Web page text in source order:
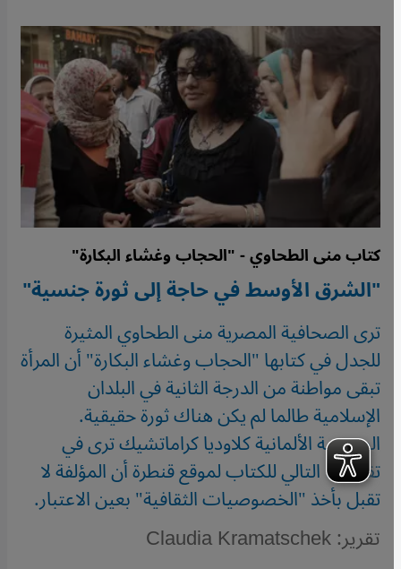
كتاب منى الطحاوي - "الحجاب وغشاء البكارة"
"الشرق الأوسط في حاجة إلى ثورة جنسية"
ترى الصحافية المصرية منى الطحاوي المثيرة
للجدل في كتابها "الحجاب وغشاء البكارة" أن المرأة
تبقى مواطنة من الدرجة الثانية في البلدان
الإسلامية طالما لم يكن هناك ثورة حقيقية.
الصحفية الألمانية كلاوديا كراماتشيك ترى في
تقديمها التالي للكتاب لموقع قنطرة أن المؤلفة لا
تقبل بأخذ "الخصوصيات الثقافية" بعين الاعتبار.
تقرير: Claudia Kramatschek